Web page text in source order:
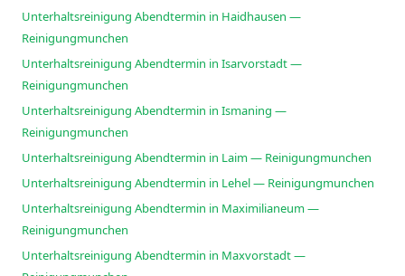
Unterhaltsreinigung Abendtermin in Haidhausen —
Reinigungmunchen
Unterhaltsreinigung Abendtermin in Isarvorstadt —
Reinigungmunchen
Unterhaltsreinigung Abendtermin in Ismaning —
Reinigungmunchen
Unterhaltsreinigung Abendtermin in Laim — Reinigungmunchen
Unterhaltsreinigung Abendtermin in Lehel — Reinigungmunchen
Unterhaltsreinigung Abendtermin in Maximilianeum —
Reinigungmunchen
Unterhaltsreinigung Abendtermin in Maxvorstadt —